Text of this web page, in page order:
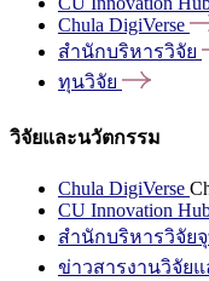
Chula DigiVerse
สำนักบริหารวิจัย
ทุนวิจัย
วิจัยและนวัตกรรม
Chula DigiVerse
CU Innovation
สำนักบริหารวิจัย
ข่าวสารงานวิจัย